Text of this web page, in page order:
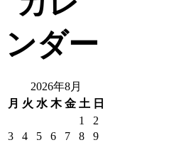
2026年8月
月 火 水 木 金 土 日
1
2
3
4 5 6 7 8
9